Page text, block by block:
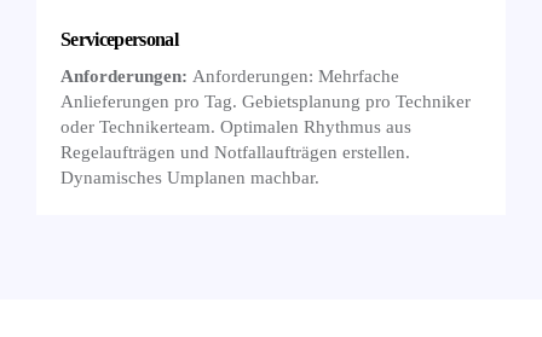
Servicepersonal
Anforderungen: Anforderungen: Mehrfache
Anlieferungen pro Tag. Gebietsplanung pro Techniker
oder Technikerteam. Optimalen Rhythmus aus
Regelaufträgen und Notfallaufträgen erstellen.
Dynamisches Umplanen machbar.